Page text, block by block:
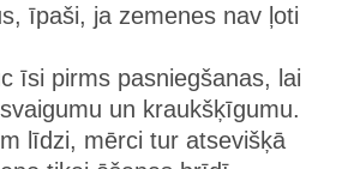
īpaši, ja zemenes nav ļoti
īsi pirms pasniegšanas, lai
un kraukšķīgumu.
līdzi, mērci tur atsevišķā